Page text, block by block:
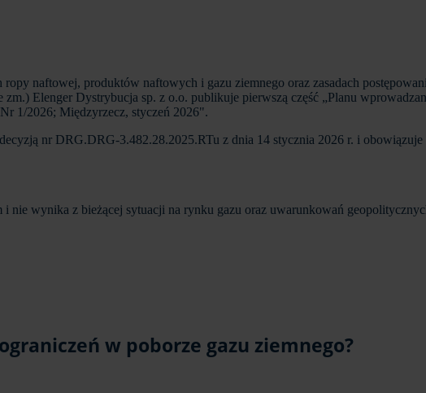
naftowej, produktów naftowych i gazu ziemnego oraz zasadach
Elenger Dystrybucja sp. z o.o. publikuje pierwszą część „Planu
1/2026; Międzyrzecz, styczeń 2026".
nr DRG.DRG-3.482.28.2025.RTu z dnia 14 stycznia 2026 r. i
nie wynika z bieżącej sytuacji na rynku gazu oraz uwarunkowań
w poborze gazu ziemnego?